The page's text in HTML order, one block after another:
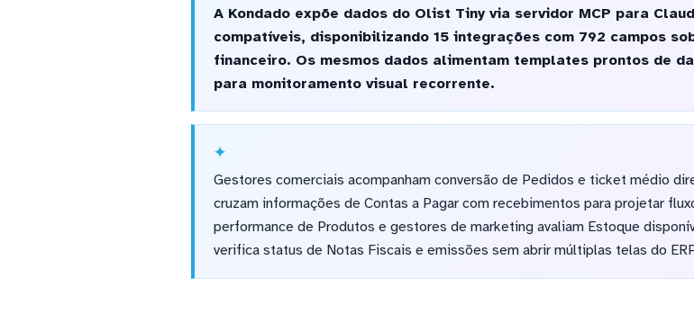
A Kondado expõe dados do Olist Tiny via servidor MCP para
compatíveis, disponibilizando 15 integrações com 792 campos
financeiro. Os mesmos dados alimentam templates prontos de
para monitoramento visual recorrente.
Gestores comerciais acompanham conversão de Pedidos e ticket médio
cruzam informações de Contas a Pagar com recebimentos para projetar
performance de Produtos e gestores de marketing avaliam Estoque
verifica status de Notas Fiscais e emissões sem abrir múltiplas telas do